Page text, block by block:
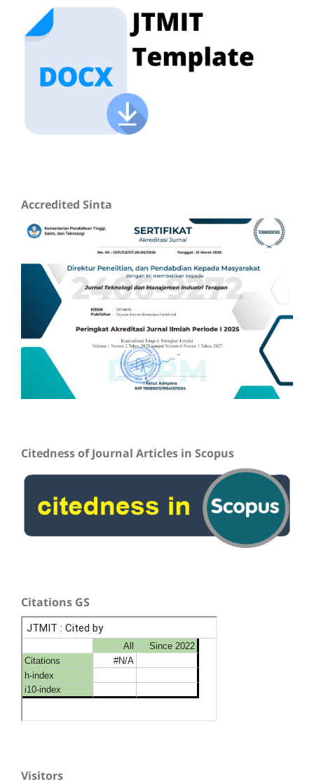
Accredited Sinta
Citedness of Journal Articles in Scopus
Citations GS
Visitors